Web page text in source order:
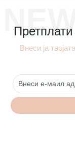
Внеси ја